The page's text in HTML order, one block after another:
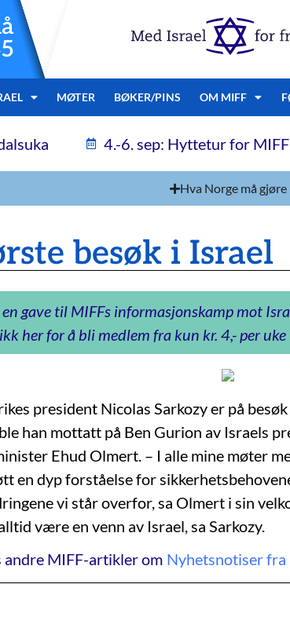
MØTER BØKER/PINS OM MIFF
4.-6. sep: Hyttetur for
Hva Norge må gjøre
besøk i Israel
en gave til MIFFs informasjonskamp mot
her for å bli medlem fra kun kr. 4,- per uke
president Nicolas Sarkozy er på besøk
han mottatt på Ben Gurion av Israels
Ehud Olmert. – I alle mine møter
en dyp forståelse for
vi står overfor, sa Olmert i sin
være en venn av Israel, sa Sarkozy.
andre MIFF-artikler om Nyhetsnotiser